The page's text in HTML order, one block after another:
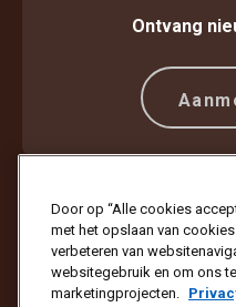
Ontvang
Gebruiksvoorwaarden
Copyright © 1994 - 2026
Door op “Alle cookies
met het opslaan van
verbeteren van
websitegebruik en om ons
marketingprojecten.